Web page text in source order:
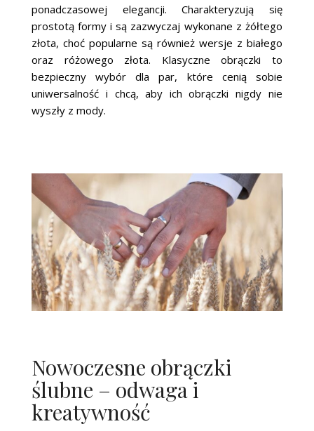
ponadczasowej elegancji. Charakteryzują się
prostotą formy i są zazwyczaj wykonane z żółtego
złota, choć popularne są również wersje z białego
oraz różowego złota. Klasyczne obrączki to
bezpieczny wybór dla par, które cenią sobie
uniwersalność i chcą, aby ich obrączki nigdy nie
wyszły z mody.
Nowoczesne obrączki
ślubne – odwaga i
kreatywność